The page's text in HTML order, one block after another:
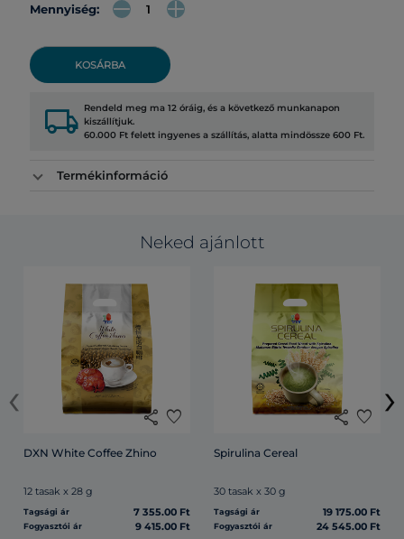
Mennyiség:
KOSÁRBA
local_shipping Rendeld meg ma 12 óráig, és a következő munkanapon
kiszállítjuk.
60.000 Ft felett ingyenes a szállítás, alatta mindössze 600 Ft.
Termékinformáció
Neked ajánlott
share favorite
DXN White Coffee Zhino
12 tasak x 28 g
Tagsági ár 7 355.00 Ft
Fogyasztói ár 9 415.00 Ft
share favorite
Spirulina Cereal
30 tasak x 30 g
Tagsági ár 19 175.00 Ft
Fogyasztói ár 24 545.00 Ft
‹ ›